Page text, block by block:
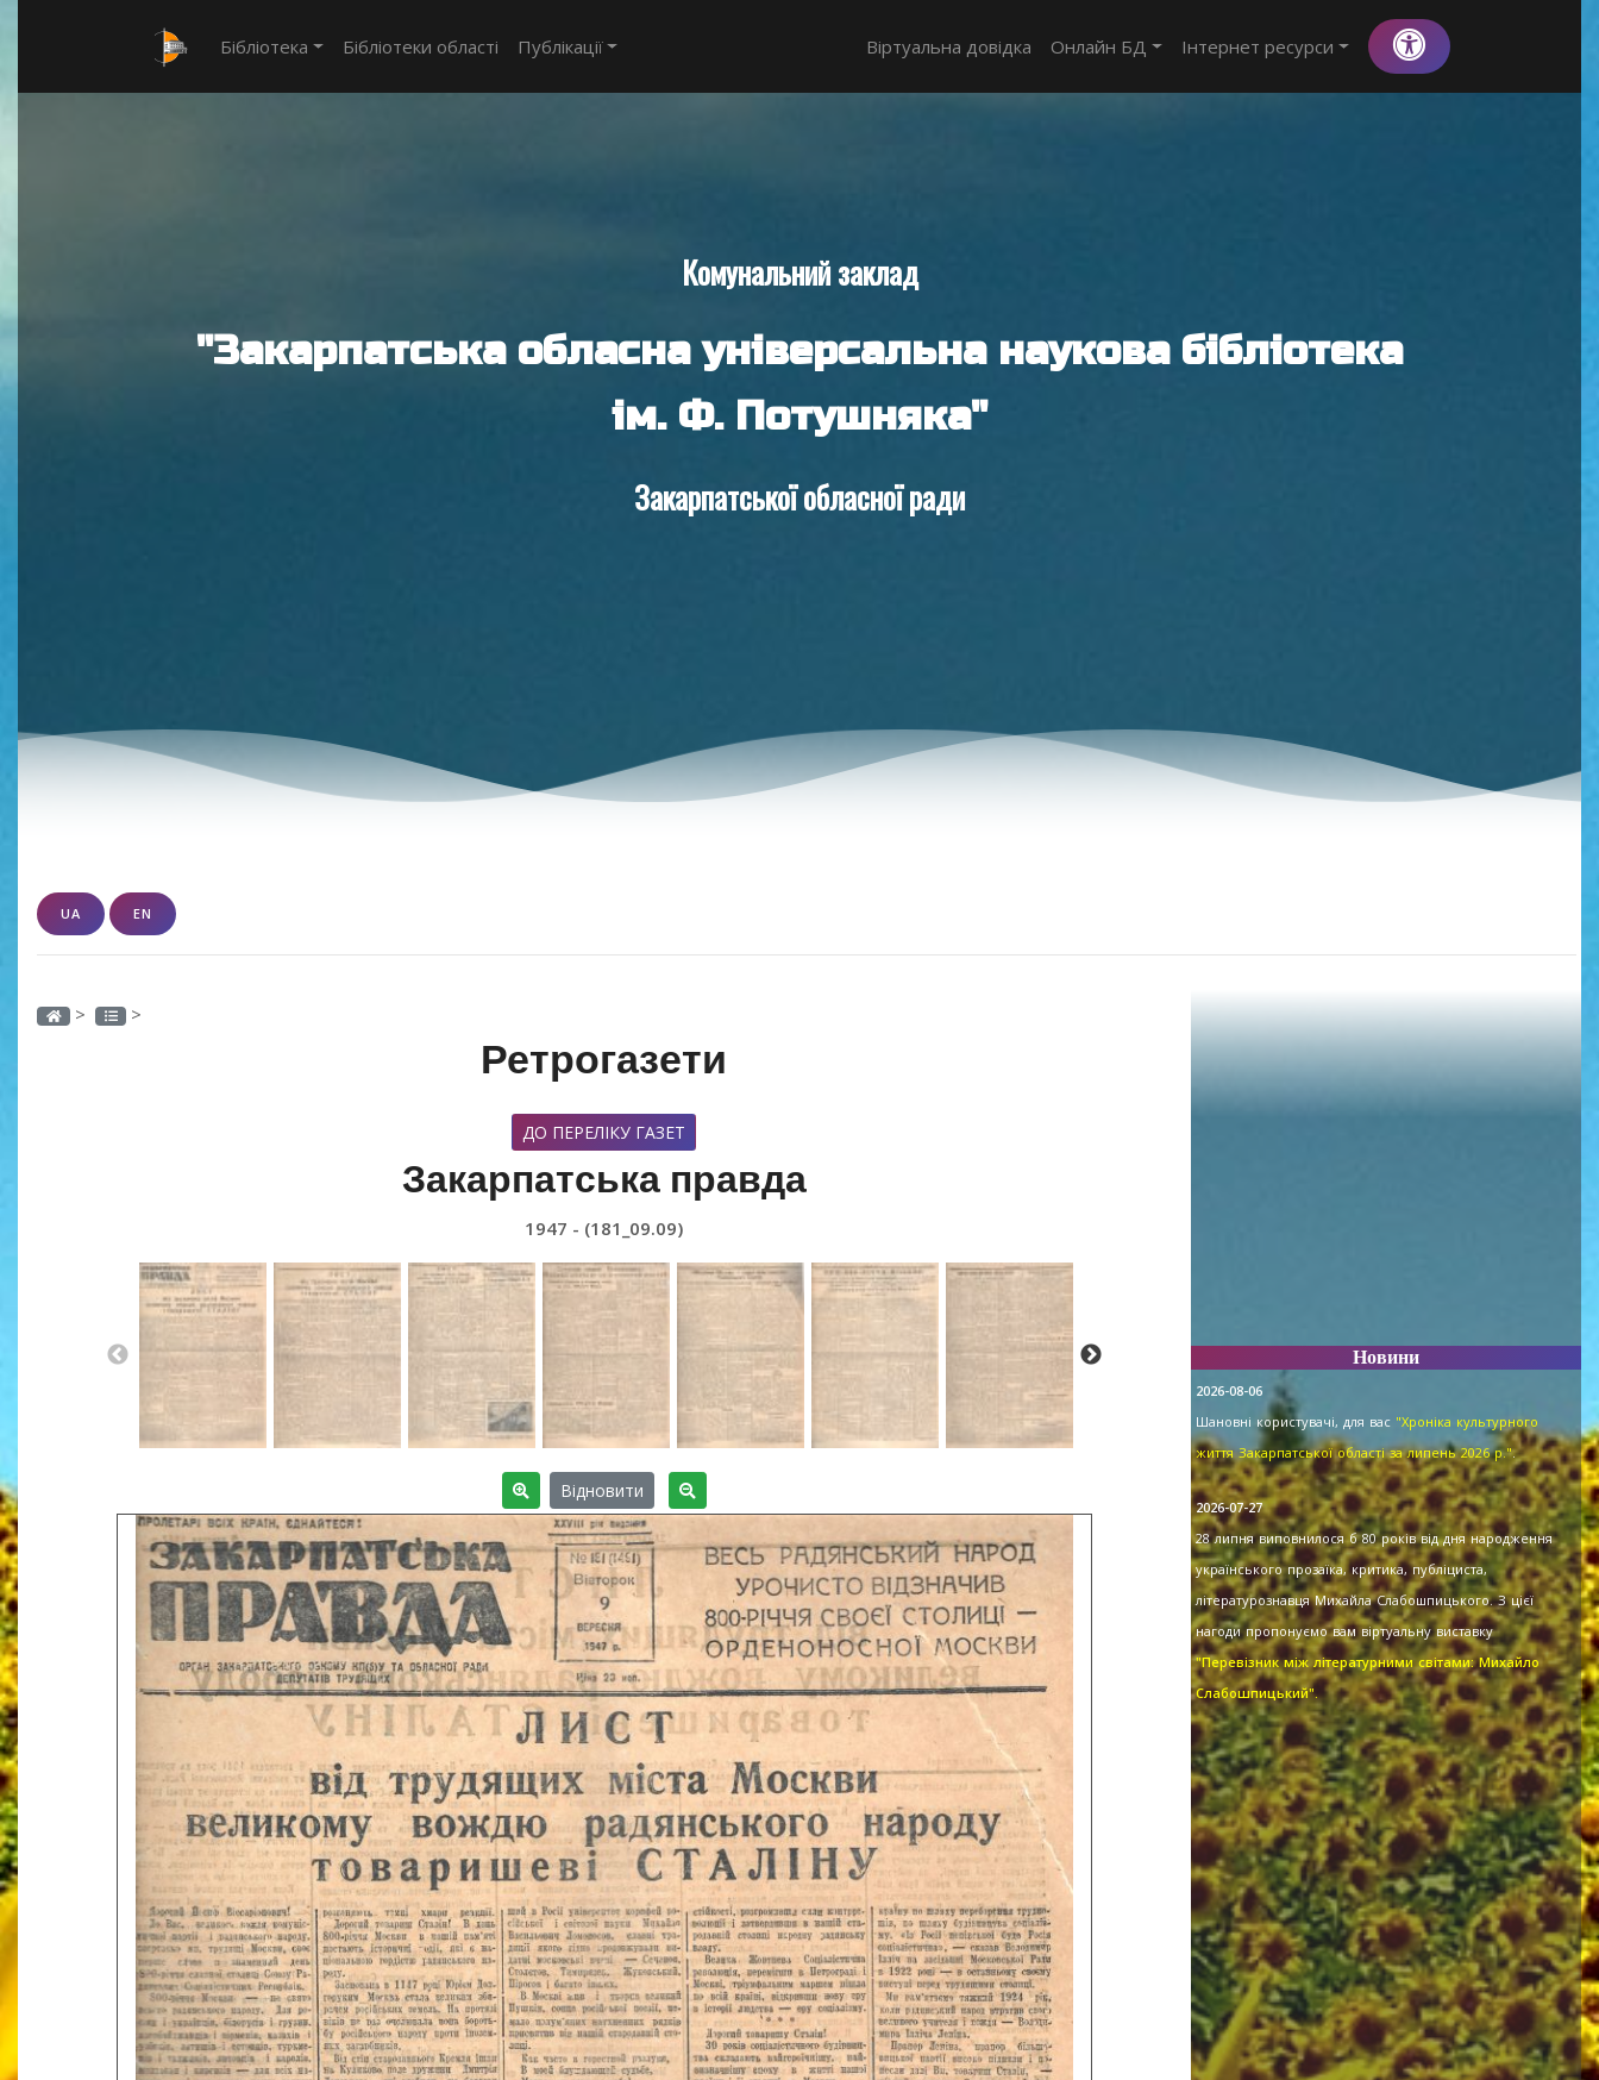
Бібліотека Бібліотеки області Публікації Віртуальна довідка Онлайн БД Інтернет ресурси
Комунальний заклад
"Закарпатська обласна універсальна наукова бібліотека
ім. Ф. Потушняка"
Закарпатської обласної ради
UA EN
> >
Ретрогазети
ДО ПЕРЕЛІКУ ГАЗЕТ
Закарпатська правда
1947 - (181_09.09)
Відновити
Новини
2026-08-06
Шановні користувачі, для вас "Хроніка культурного
життя Закарпатської області за липень 2026 р.".
2026-07-27
28 липня виповнилося б 80 років від дня народження
українського прозаїка, критика, публіциста,
літературознавця Михайла Слабошпицького. З цієї
нагоди пропонуємо вам віртуальну виставку
"Перевізник між літературними світами: Михайло
Слабошпицький".